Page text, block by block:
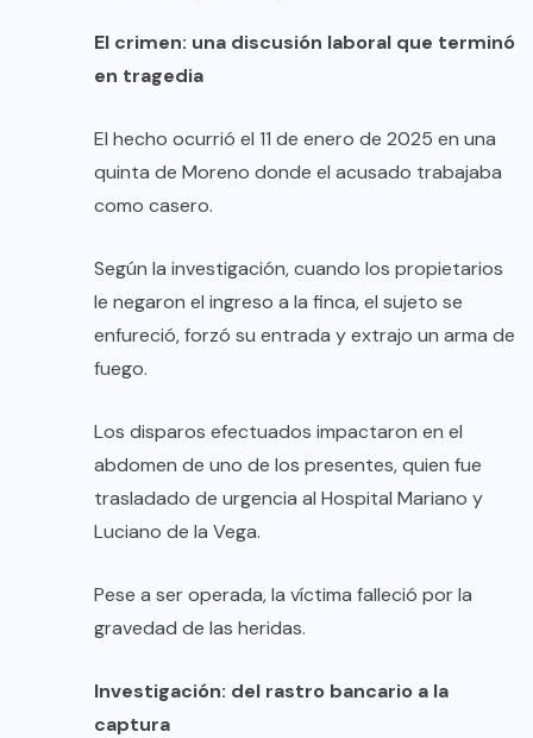
El crimen: una discusión laboral que terminó
en tragedia
El hecho ocurrió el 11 de enero de 2025 en una
quinta de Moreno donde el acusado trabajaba
como casero.
Según la investigación, cuando los propietarios
le negaron el ingreso a la finca, el sujeto se
enfureció, forzó su entrada y extrajo un arma de
fuego.
Los disparos efectuados impactaron en el
abdomen de uno de los presentes, quien fue
trasladado de urgencia al Hospital Mariano y
Luciano de la Vega.
Pese a ser operada, la víctima falleció por la
gravedad de las heridas.
Investigación: del rastro bancario a la
captura